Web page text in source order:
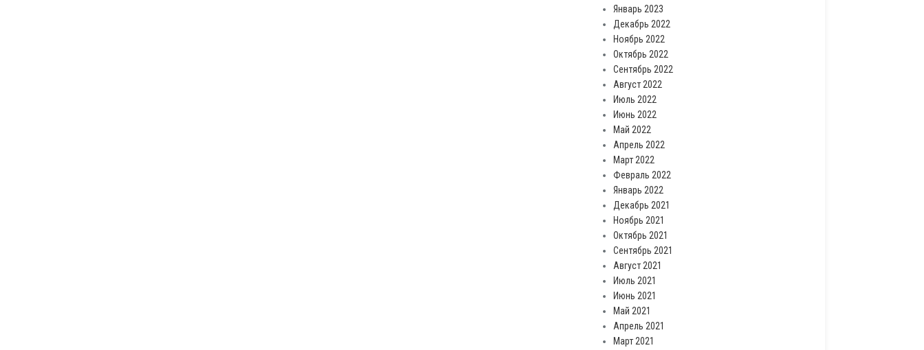
Январь 2023
Декабрь 2022
Ноябрь 2022
Октябрь 2022
Сентябрь 2022
Август 2022
Июль 2022
Июнь 2022
Май 2022
Апрель 2022
Март 2022
Февраль 2022
Январь 2022
Декабрь 2021
Ноябрь 2021
Октябрь 2021
Сентябрь 2021
Август 2021
Июль 2021
Июнь 2021
Май 2021
Апрель 2021
Март 2021